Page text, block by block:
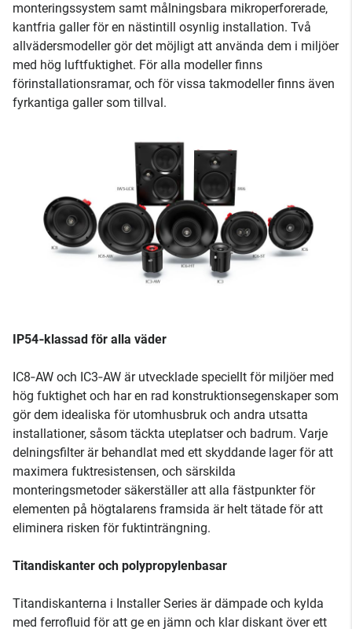
monteringssystem samt målningsbara mikroperforerade,
kantfria galler för en nästintill osynlig installation. Två
allvädersmodeller gör det möjligt att använda dem i miljöer
med hög luftfuktighet. För alla modeller finns
förinstallationsramar, och för vissa takmodeller finns även
fyrkantiga galler som tillval.
IP54‑klassad för alla väder
IC8‑AW och IC3‑AW är utvecklade speciellt för miljöer med
hög fuktighet och har en rad konstruktionsegenskaper som
gör dem idealiska för utomhusbruk och andra utsatta
installationer, såsom täckta uteplatser och badrum. Varje
delningsfilter är behandlat med ett skyddande lager för att
maximera fuktresistensen, och särskilda
monteringsmetoder säkerställer att alla fästpunkter för
elementen på högtalarens framsida är helt tätade för att
eliminera risken för fuktinträngning.
Titandiskanter och polypropylenbasar
Titandiskanterna i Installer Series är dämpade och kylda
med ferrofluid för att ge en jämn och klar diskant över ett